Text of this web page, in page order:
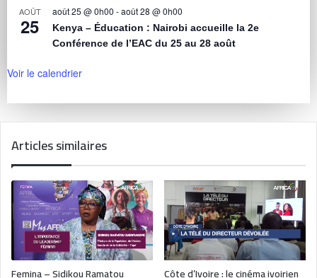
AOÛT
25
août 25 @ 0h00 -août 28 @ 0h00
Kenya – Éducation : Nairobi accueille la 2e
Conférence de l’EAC du 25 au 28 août
Voir le calendrier
Articles similaires
Femina – Sidikou Ramatou Côte d’Ivoire : le cinéma ivoirien